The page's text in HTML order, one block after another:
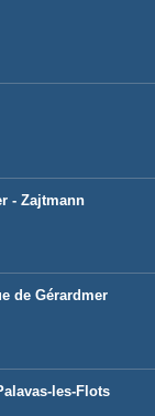
- Zajtmann
de Gérardmer
les-Flots